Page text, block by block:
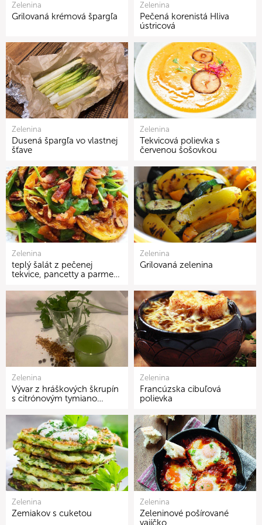
Zelenina
Grilovaná krémová špargľa
Zelenina
Pečená korenistá Hliva
ústricová
Zelenina
Dusená špargľa vo vlastnej
šťave
Zelenina
Tekvicová polievka s
červenou šošovkou
Zelenina
teplý šalát z pečenej
tekvice, pancetty a parme…
Zelenina
Grilovaná zelenina
Zelenina
Vývar z hráškových škrupín
s citrónovým tymiano…
Zelenina
Francúzska cibuľová
polievka
Zelenina
Zemiakov s cuketou
Zelenina
Zeleninové pošírované
vajíčko